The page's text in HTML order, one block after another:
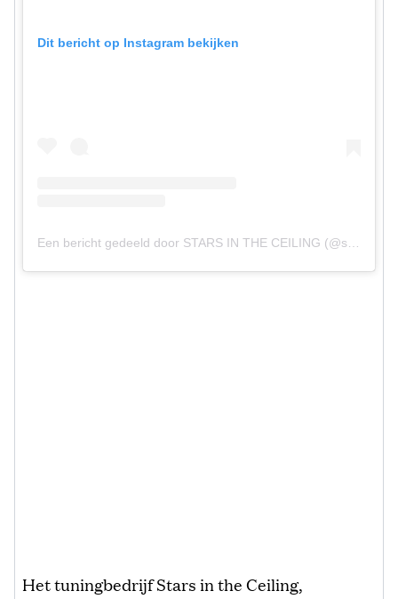
Dit bericht op Instagram bekijken
Een bericht gedeeld door STARS IN THE CEILING (@stars.in.the.ceiling)
Het tuningbedrijf Stars in the Ceiling,